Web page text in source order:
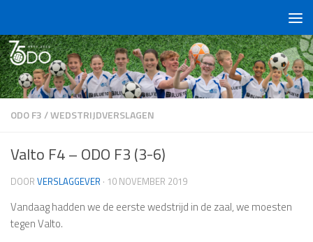
ODO F3/WEDSTRIJDVERSLAGEN
Valto F4 – ODO F3 (3-6)
DOOR VERSLAGGEVER · 10 NOVEMBER 2019
Vandaag hadden we de eerste wedstrijd in de zaal, we moesten
tegen Valto.